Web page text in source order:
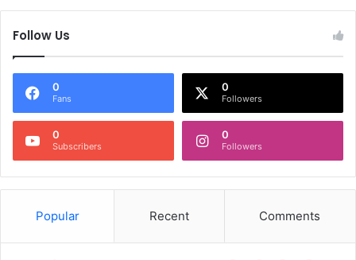
Follow Us
0
Fans
0
Followers
0
Subscribers
0
Followers
Popular Recent Comments